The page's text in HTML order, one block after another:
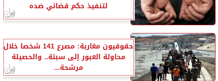
لتنفيذ حكم قضائي ضده
حقوقيون مغاربة: مصرع 141 شخصا خلال
محاولة العبور إلى سبتة.. والحصيلة
مرشحة...